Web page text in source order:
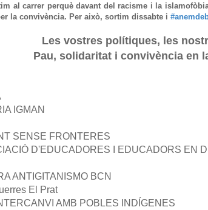
al carrer perquè davant del racisme i la
la convivència. Per això, sortim dissabte i
Les vostres polítiques, les
Pau, solidaritat i convivència en
IGMAN
SENSE FRONTERES
D'EDUCADORES I EDUCADORS EN
ANTIGITANISMO BCN
El Prat
AMB POBLES INDÍGENES